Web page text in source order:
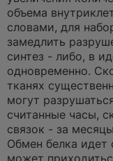
объема
словами, для
замедлить
синтез - либо, в
одновременно.
тканях
могут
считанные часы,
связок - за
Обмен белка идет